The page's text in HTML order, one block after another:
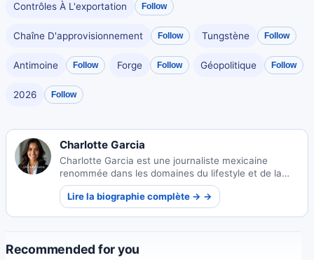
Contrôles À L'exportation Follow
Chaîne D'approvisionnement Follow Tungstène Follow
Antimoine Follow Forge Follow Géopolitique Follow
2026 Follow
Charlotte Garcia
Charlotte Garcia est une journaliste mexicaine
renommée dans les domaines du lifestyle et de la
mode, connue pour ses commentaires culturels
perspicaces et ses perspectives avant-gardistes.
Lire la biographie complète → →
Recommended for you